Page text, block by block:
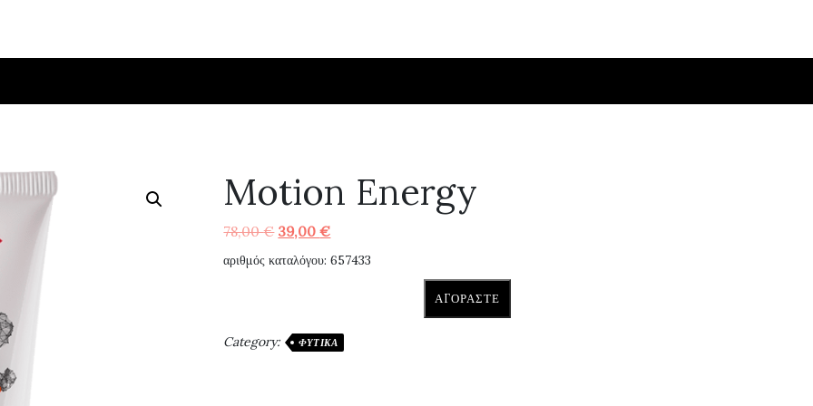
Motion Energy
78,00€ Original
price
39,00€Η
τρέχουσα
αριθμός καταλόγου: 657433
ΑΓΟΡΆΣΤΕ
Category: ΦΥΤΙΚΆ